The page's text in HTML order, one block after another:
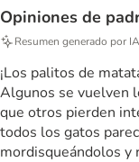
Opiniones de
Resumen generado por
¡Los palitos de
Algunos se vuelven
que otros pierden
todos los gatos
mordisqueándolos y